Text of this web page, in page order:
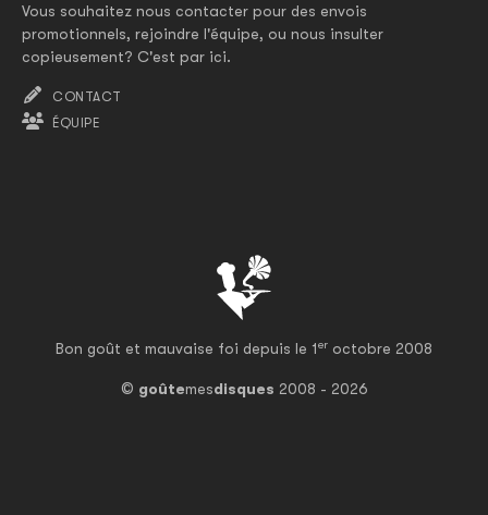
Bon goût et mauvaise foi depuis le 1er octobre 2008
© goûtemesdisques 2008 - 2026
Vous souhaitez nous contacter pour des envois
promotionnels, rejoindre l'équipe, ou nous insulter
copieusement? C'est par ici.
CONTACT
ÉQUIPE